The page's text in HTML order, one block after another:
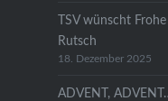
TSV wünscht
Rutsch
18. Dezember 2025
ADVENT,